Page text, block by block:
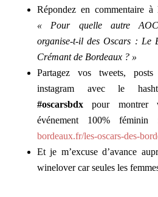
Répondez en commentaire
« Pour quelle autre
organise-t-il desOscars : Le
Crémant de Bordeaux ? »
Partagez vos tweets,
instagram avec le
#oscarsbdxpour montrer
événement 100%
bordeaux.fr/les-oscars-des-
Et je m’excuse d’avance
winelover car seules les